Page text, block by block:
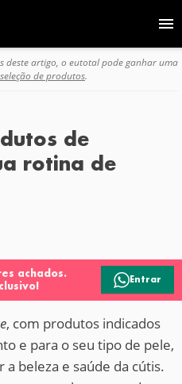
deste artigo, o eutotal pode ganhar uma
de produtos.
de
rotina de
achados.
Entrar
, com produtos indicados
e para o seu tipo de pele,
beleza e saúde da cútis.